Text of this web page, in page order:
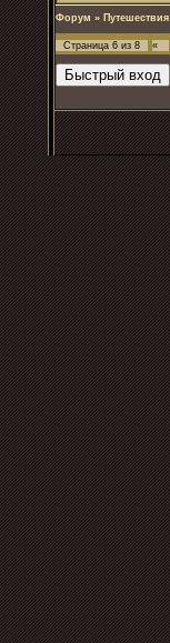
Форум » Путешествия
Страница 6 из 8 «